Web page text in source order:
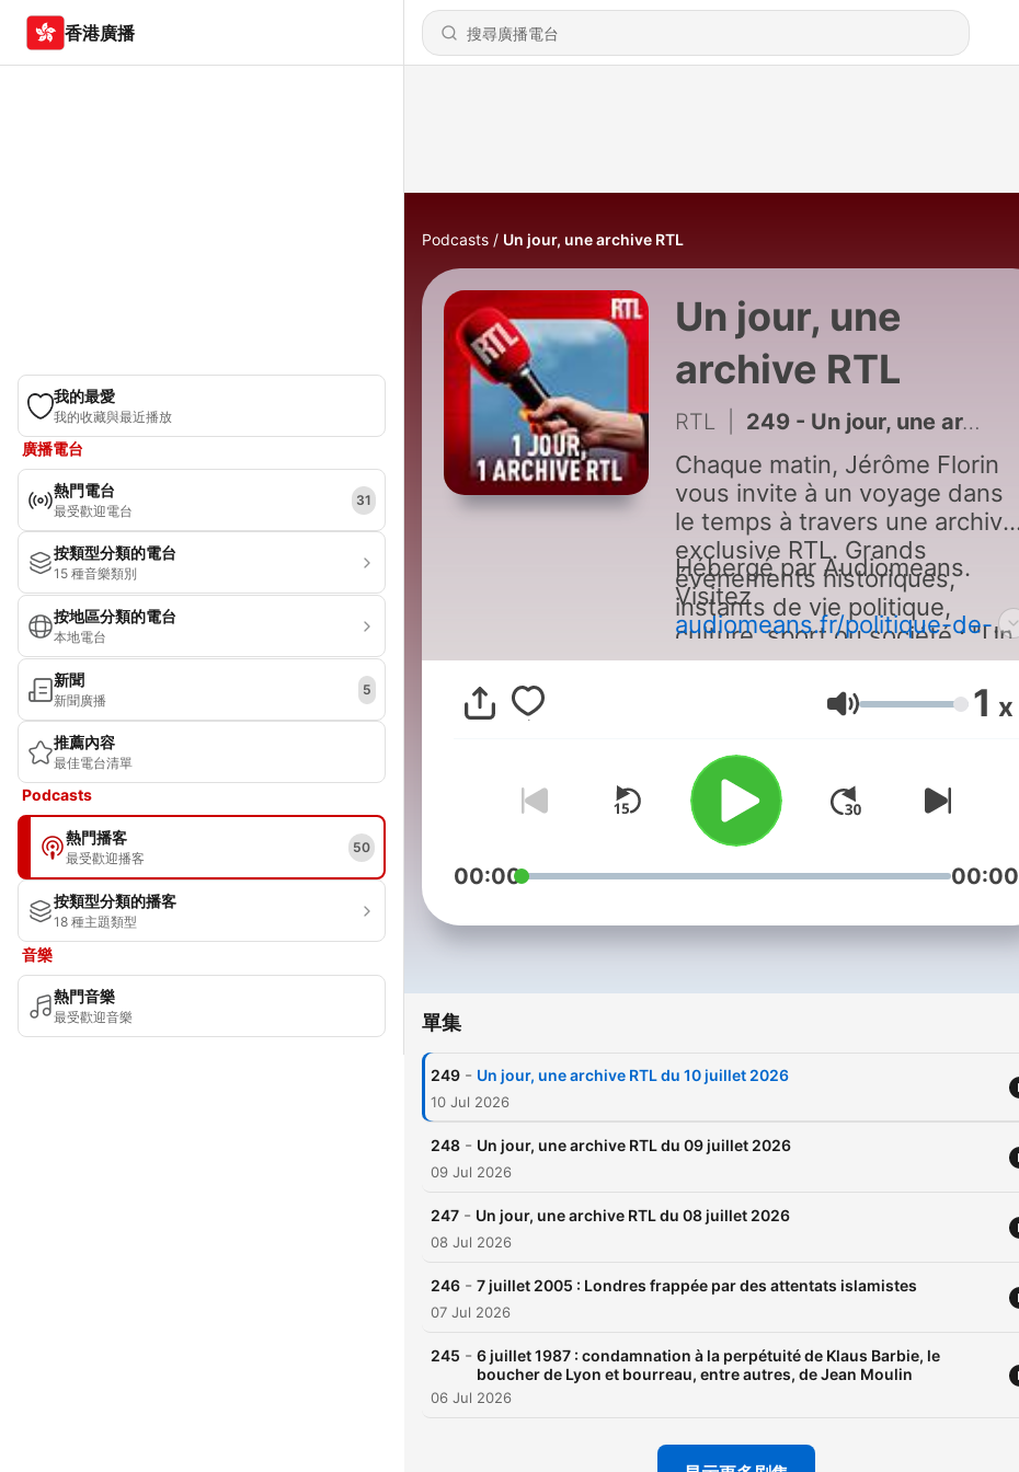
香港廣播
我的最愛
我的收藏與最近播放
廣播電台
熱門電台
最受歡迎電台
31
按類型分類的電台
15 種音樂類別
按地區分類的電台
本地電台
新聞
新聞廣播
5
推薦內容
最佳電台清單
Podcasts
熱門播客
最受歡迎播客
50
按類型分類的播客
18 種主題類型
音樂
熱門音樂
最受歡迎音樂
Podcasts Un jour, une archive RTL
Un jour, une
archive RTL
RTL 249 - Un jour, une archive RTL du 10 juillet 2026
Chaque matin, Jérôme Florin
vous invite à un voyage dans
le temps à travers une archive
exclusive RTL. Grands
événements historiques,
instants de vie politique,
culture, sport ou société : "Un
jour, une archive" fait revivre,
en quelques minutes, des voix
et des moments qui ont
marqué l’histoire et les esprits.
Hébergé par Audiomeans.
Visitez
audiomeans.fr/politique-de-
音量 1 x
00:00 00:00
單集
249 - Un jour, une archive RTL du 10 juillet 2026
10 Jul 2026
248 - Un jour, une archive RTL du 09 juillet 2026
09 Jul 2026
247 - Un jour, une archive RTL du 08 juillet 2026
08 Jul 2026
246 - 7 juillet 2005 : Londres frappée par des attentats islamistes
07 Jul 2026
245 - 6 juillet 1987 : condamnation à la perpétuité de Klaus Barbie, le
boucher de Lyon et bourreau, entre autres, de Jean Moulin
06 Jul 2026